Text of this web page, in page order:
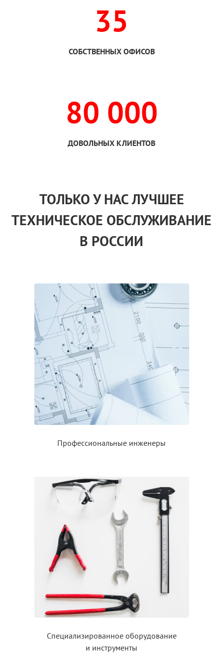
35
СОБСТВЕННЫХ ОФИСОВ
80 000
ДОВОЛЬНЫХ КЛИЕНТОВ
ТОЛЬКОУ НАСЛУЧШЕЕ
ТЕХНИЧЕСКОЕ ОБСЛУЖИВАНИЕ
В РОССИИ
Профессиональные инженеры
Специализированное оборудование
и инструменты